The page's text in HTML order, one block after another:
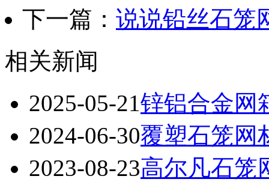
下一篇： 说说铅丝石笼
相关新闻
2025-05-21锌铝合金网
2024-06-30覆塑石笼网
2023-08-23高尔凡石笼